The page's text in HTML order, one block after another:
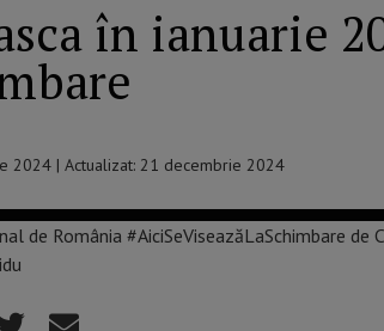
în ianuarie
2024 | Actualizat: 21 decembrie 2024